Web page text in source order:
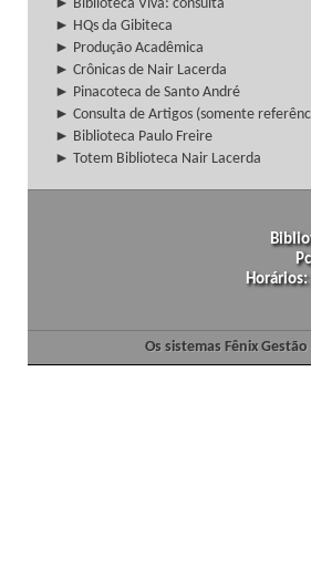
► Biblioteca Viva: consulta
► HQs da Gibiteca
► Produção Acadêmica
► Crônicas de Nair Lacerda
► Pinacoteca de Santo André
► Consulta de Artigos (somente
► Biblioteca Paulo Freire
► Totem Biblioteca Nair Lacerda
Os sistemas Fênix